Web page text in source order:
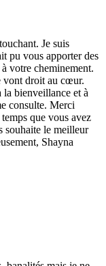
Je suis
pu vous apporter des
votre cheminement.
vont droit au cœur.
la bienveillance et à
consulte. Merci
que vous avez
souhaite le meilleur
Shayna